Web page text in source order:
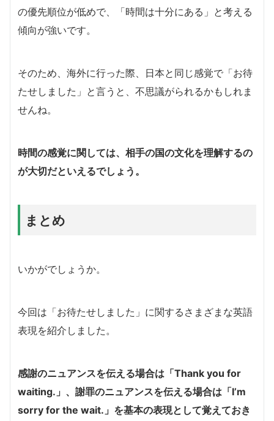
の優先順位が低めで、「時間は十分にある」と考える
傾向が強いです。
そのため、海外に行った際、日本と同じ感覚で「お待
たせしました」と言うと、不思議がられるかもしれま
せんね。
時間の感覚に関しては、相手の国の文化を理解するの
が大切だといえるでしょう。
まとめ
いかがでしょうか。
今回は「お待たせしました」に関するさまざまな英語
表現を紹介しました。
感謝のニュアンスを伝える場合は「Thank you for
waiting.」、謝罪のニュアンスを伝える場合は「I’m
sorry for the wait.」を基本の表現として覚えておき